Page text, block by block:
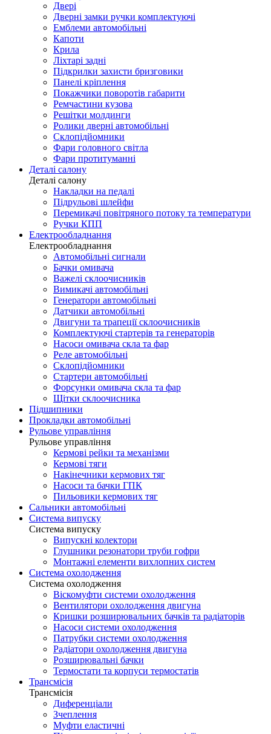
Двері
Дверні замки ручки комплектуючі
Емблеми автомобільні
Капоти
Крила
Ліхтарі задні
Підкрилки захисти бризговики
Панелі кріплення
Покажчики поворотів габарити
Ремчастини кузова
Решітки молдинги
Ролики дверні автомобільні
Склопідйомники
Фари головного світла
Фари протитуманні
Деталі салону
Деталі салону
Накладки на педалі
Підрульові шлейфи
Перемикачі повітряного потоку та температури
Ручки КПП
Електрообладнання
Електрообладнання
Автомобільні сигнали
Бачки омивача
Важелі склоочисників
Вимикачі автомобільні
Генератори автомобільні
Датчики автомобільні
Двигуни та трапеції склоочисників
Комплектуючі стартерів та генераторів
Насоси омивача скла та фар
Реле автомобільні
Склопідйомники
Стартери автомобільні
Форсунки омивача скла та фар
Щітки склоочисника
Підшипники
Прокладки автомобільні
Рульове управління
Рульове управління
Кермові рейки та механізми
Кермові тяги
Накінечники кермових тяг
Насоси та бачки ГПК
Пильовики кермових тяг
Сальники автомобільні
Система випуску
Система випуску
Випускні колектори
Глушники резонатори труби гофри
Монтажні елементи вихлопних систем
Система охолодження
Система охолодження
Віскомуфти системи охолодження
Вентилятори охолодження двигуна
Кришки розширювальних бачків та радіаторів
Насоси системи охолодження
Патрубки системи охолодження
Радіатори охолодження двигуна
Розширювальні бачки
Термостати та корпуси термостатів
Трансмісія
Трансмісія
Диференціали
Зчеплення
Муфти еластичні